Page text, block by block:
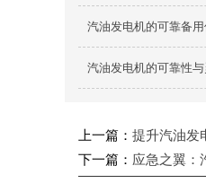
汽油发电机的可靠备
汽油发电机的可靠性
上一篇： 提升汽油发
下一篇： 应急之翼：